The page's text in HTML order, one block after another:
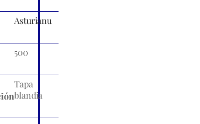
Asturianu
500
Tapa
blandia